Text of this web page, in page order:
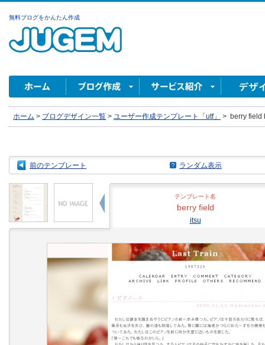
無料ブログをかんたん作成
ホーム > ブログデザイン一覧 > ユーザー作成テンプレート「utf」 > berry field
前のテンプレート ランダム表示
テンプレート名
berry field
itsu